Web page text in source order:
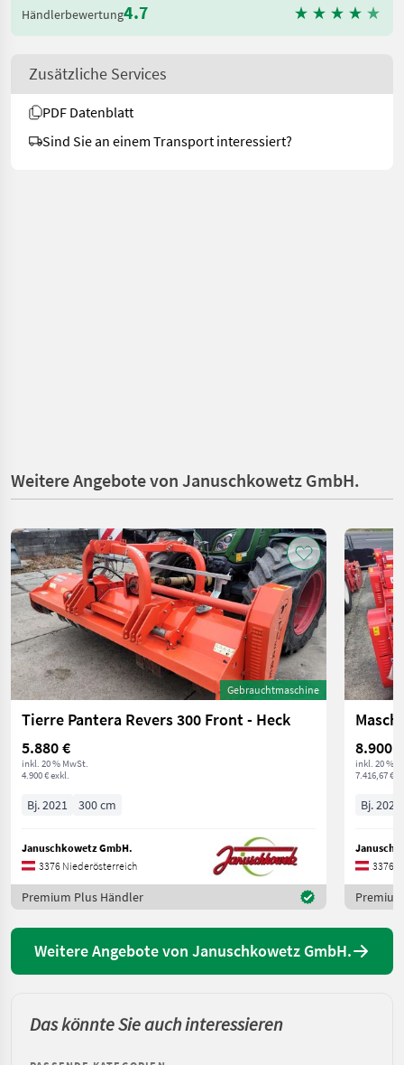
Händlerbewertung4.7
Zusätzliche Services
PDF Datenblatt
Sind Sie an einem Transport interessiert?
Weitere Angebote von Januschkowetz GmbH.
Gebrauchtmaschine
Tierre Pantera Revers 300 Front - Heck
5.880 €
inkl. 20 % MwSt.
4.900 € exkl.
Bj. 2021 300 cm
Januschkowetz GmbH.
3376 Niederösterreich
Premium Plus Händler
8.900 €
inkl. 20 %
7.416,67 €
Bj. 2024
3376
Weitere Angebote von Januschkowetz GmbH.
Das könnte Sie auch interessieren